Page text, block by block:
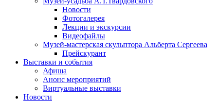
Новости
Фотогалерея
Лекции и экскурсии
Видеофайлы
Музей-мастерская скульптора Альберта Сергеева
Прейскурант
Выставки и события
Афиша
Анонс мероприятий
Виртуальные выставки
Новости